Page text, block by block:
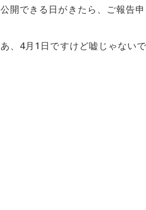
公開できる日がきたら、ご報告
あ、4月1日ですけど嘘じゃない